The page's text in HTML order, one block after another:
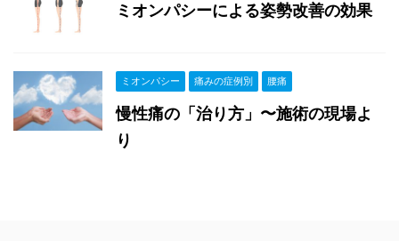
ミオンパシーによる姿勢改善の効果
ミオンパシー 痛みの症例別 腰痛
慢性痛の「治り方」〜施術の現場よ
り